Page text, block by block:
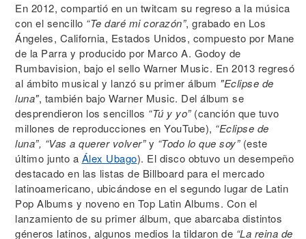
En 2012, compartió en un twitcam su regreso a la música
con el sencillo “Te daré mi corazón”, grabado en Los
Ángeles, California, Estados Unidos, compuesto por Mane
de la Parra y producido por Marco A. Godoy de
Rumbavision, bajo el sello Warner Music. En 2013 regresó
al ámbito musical y lanzó su primer álbum "Eclipse de
luna", también bajo Warner Music. Del álbum se
desprendieron los sencillos “Tú y yo”(canción que tuvo
millones de reproducciones en YouTube), “Eclipse de
luna”, “Vas a querer volver”y “Todo lo que soy”(este
último junto a Álex Ubago). El disco obtuvo un desempeño
destacado en las listas de Billboard para el mercado
latinoamericano, ubicándose en el segundo lugar de Latin
Pop Albums y noveno en Top Latin Albums. Con el
lanzamiento de su primer álbum, que abarcaba distintos
géneros latinos, algunos medios la tildaron de “La reina de